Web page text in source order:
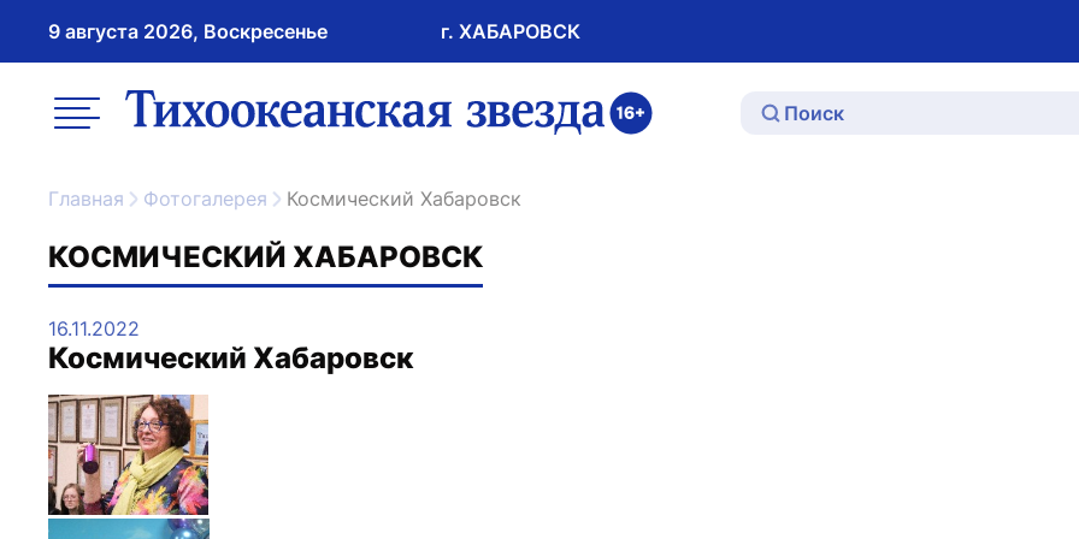
9 августа 2026, Воскресенье г. ХАБАРОВСК
меню ссылка на главную
Главная Фотогалерея Космический Хабаровск
КОСМИЧЕСКИЙ ХАБАРОВСК
16.11.2022
Космический Хабаровск